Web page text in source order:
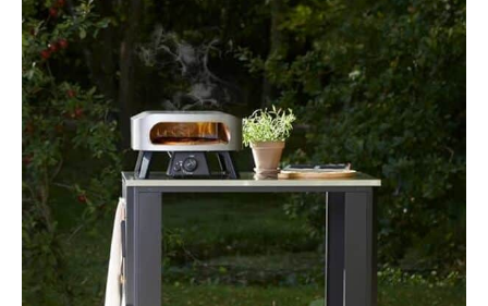
personnalisée